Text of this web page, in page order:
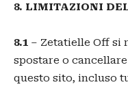
8. LIMITAZIONI
8.1 – Zetatielle Off si
spostare o
questo sito, incluso